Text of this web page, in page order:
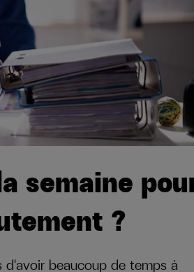
semaine
?
d'avoir beaucoup de temps à